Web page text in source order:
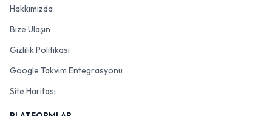
Hakkımızda
Bize Ulaşın
Gizlilik Politikası
Google Takvim Entegrasyonu
Site Haritası